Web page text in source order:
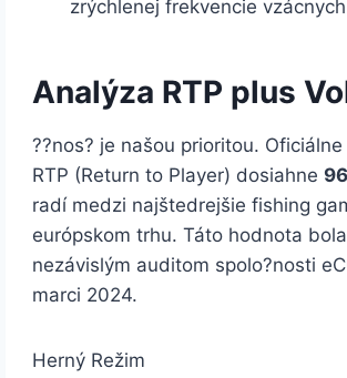
zrýchlenej frekvencie
Analýza RTP plus
??nos? je našou prioritou.
RTP (Return to Player) dosiahne
radí medzi najštedrejšie fishing
európskom trhu. Táto hodnota
nezávislým auditom spolo?nosti
marci 2024.
Herný Režim